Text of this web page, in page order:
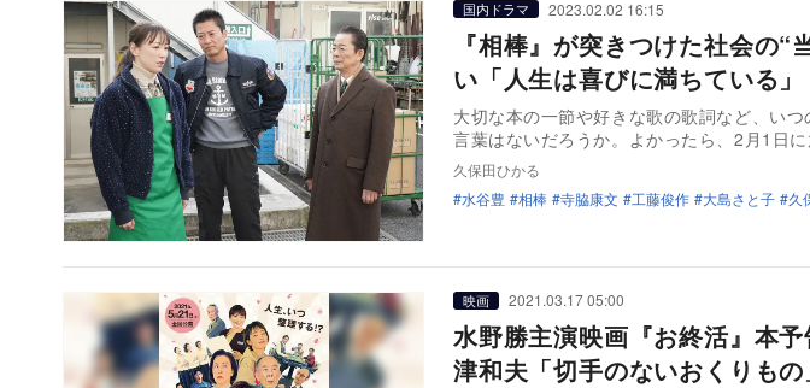
国内ドラマ 2023.02.02 16:15
『相棒』が突きつけた社会の
い「人生は喜びに満ちている」
大切な本の一節や好きな歌の歌詞など、い
言葉はないだろうか。よかったら、2月1日
久保田ひかる
水谷豊
相棒 寺脇康文 工藤俊作 大島さと子 久
映画 2021.03.17 05:00
水野勝主演映画『お終活』本
津和夫「切手のないおくりもの